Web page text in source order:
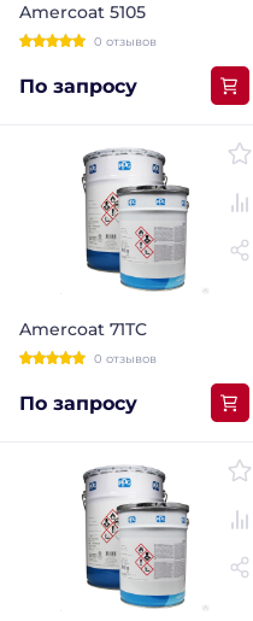
Amercoat 5105
0 отзывов
По запросу
Amercoat 71TC
0 отзывов
По запросу